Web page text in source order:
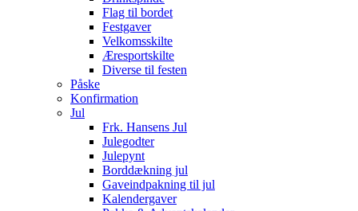
Flag til bordet
Festgaver
Velkomsskilte
Æresportskilte
Diverse til festen
Påske
Konfirmation
Jul
Frk. Hansens Jul
Julegodter
Julepynt
Borddækning jul
Gaveindpakning til jul
Kalendergaver